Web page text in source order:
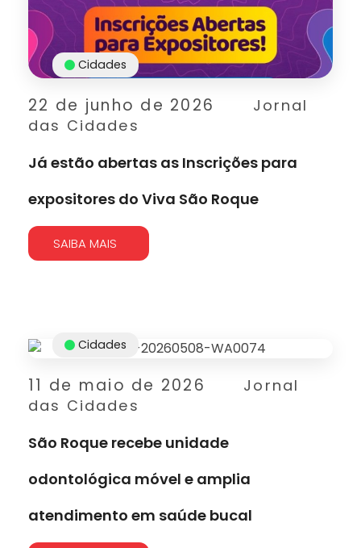
22 de junho de 2026
Jornal
das Cidades
Cidades
Já estão abertas as Inscrições para
expositores do Viva São Roque
SAIBA MAIS
11 de maio de 2026
Jornal
das Cidades
Cidades
São Roque recebe unidade
odontológica móvel e amplia
atendimento em saúde bucal